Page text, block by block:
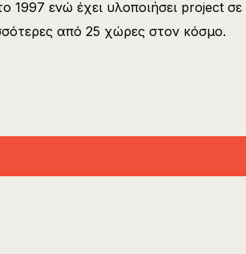
1997 ενώ έχει υλοποιήσει project σε
από 25 χώρες στον κόσμο.